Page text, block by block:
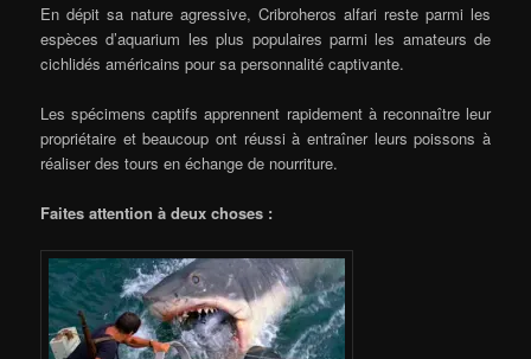
En dépit sa nature agressive, Cribroheros alfari reste parmi les
espèces d’aquarium les plus populaires parmi les amateurs de
cichlidés américains pour sa personnalité captivante.
Les spécimens captifs apprennent rapidement à reconnaître leur
propriétaire et beaucoup ont réussi à entraîner leurs poissons à
réaliser des tours en échange de nourriture.
Faites attention à deux choses :